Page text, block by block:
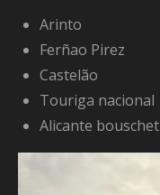
Arinto
Ferñao Pirez
Castelão
Touriga nacional
Alicante bouschet